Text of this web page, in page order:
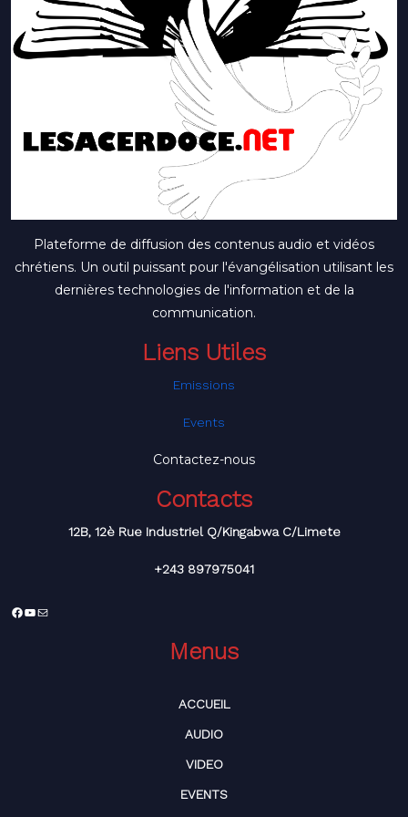
Plateforme de diffusion des contenus audio et vidéos
chrétiens. Un outil puissant pour l'évangélisation utilisant les
dernières technologies de l'information et de la
communication.
Liens Utiles
Emissions
Events
Contactez-nous
Contacts
12B, 12è Rue Industriel Q/Kingabwa C/Limete
+243 897975041
Facebook
YouTube
E-
Menus
ACCUEIL
AUDIO
VIDEO
EVENTS